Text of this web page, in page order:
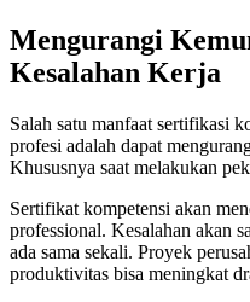
Mengurangi
Kesalahan Kerja
Salah satu manfaat sertifikasi
profesi adalah dapat
Khususnya saat melakukan
Sertifikat kompetensi akan
professional. Kesalahan akan
ada sama sekali. Proyek
produktivitas bisa meningkat